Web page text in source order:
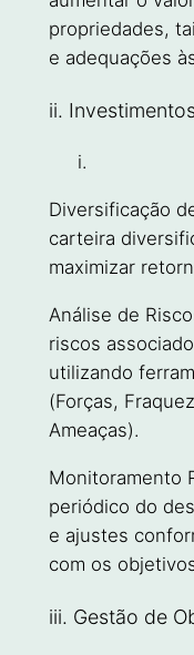
propriedades,
e adequações
ii.
Diversificação
carteira
maximizar
Análise de
riscos
utilizando
(Forças,
Ameaças).
Monitoramento
periódico do
e ajustes
com os
iii. Gestão de